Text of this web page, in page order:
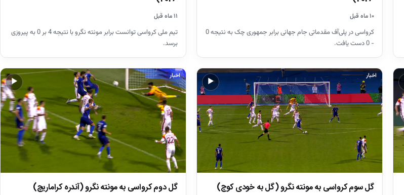
۱۰ ماه قبل
کرواسی در پلی‌آف مقدماتی جام جهانی برابر جمهوری چک به نتیجه 0
- 0 دست یافت.
۱۱ ماه قبل
تیم ملی کرواسی توانست برابر مونته نگرو با نتیجه 4 بر 0 به پیروزی
برسد.
▶
اخبار
گل سوم کرواسی به مونته نگرو (گل به خودی کوچ)
▶
اخبار
گل دوم کرواسی به مونته نگرو (آندره کراماریچ)